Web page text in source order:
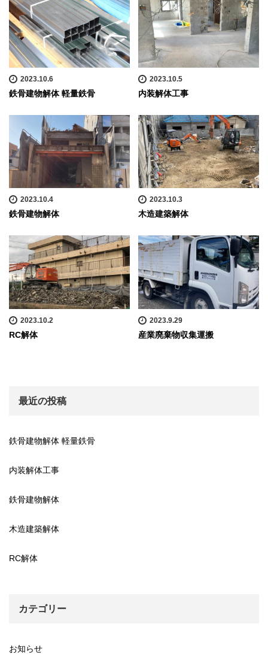
2023.10.6
鉄骨建物解体 軽量鉄骨
2023.10.5
内装解体工事
2023.10.4
鉄骨建物解体
2023.10.3
木造建築解体
2023.10.2
RC解体
2023.9.29
産業廃棄物収集運搬
最近の投稿
鉄骨建物解体 軽量鉄骨
内装解体工事
鉄骨建物解体
木造建築解体
RC解体
カテゴリー
お知らせ